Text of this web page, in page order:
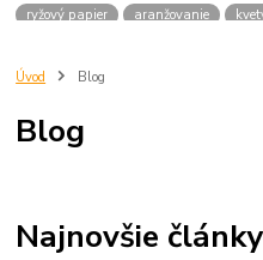
ryžový papier
aranžovanie
príadza
dekorácie
tvoríme na vianoce
Úvod Blog
Blog
Najnovšie články